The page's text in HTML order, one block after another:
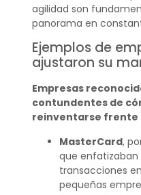
agilidad son
panorama en
Ejemplos de
ajustaron su
Empresas
contundentes de
reinventarse frente
MasterCard,
que enfatizaban
transacciones
pequeñas